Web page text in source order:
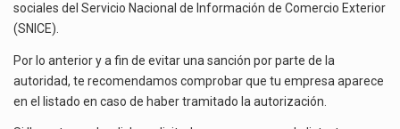
sociales del Servicio Nacional de Información de Comercio Exterior
(SNICE).
Por lo anterior y a fin de evitar una sanción por parte de la
autoridad, te recomendamos comprobar que tu empresa aparece
en el listado en caso de haber tramitado la autorización.